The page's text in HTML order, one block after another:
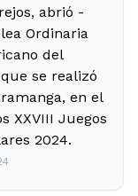
abrió -
Ordinaria
del
se realizó
en el
XXVIII Juegos
2024.